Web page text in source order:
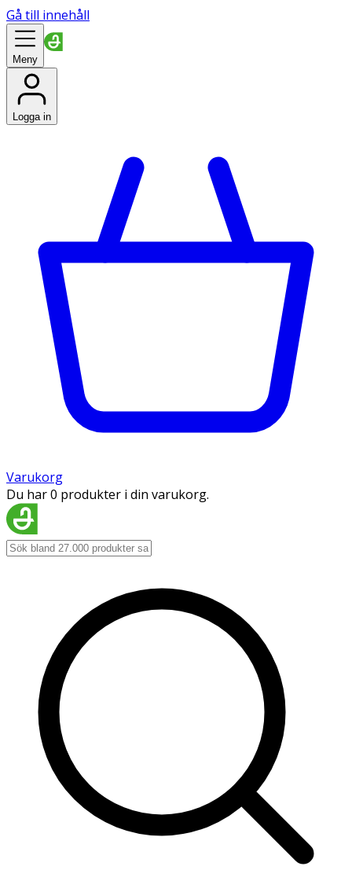
Gå till innehåll
Meny
Logga in
Varukorg
Du har 0 produkter i din varukorg.